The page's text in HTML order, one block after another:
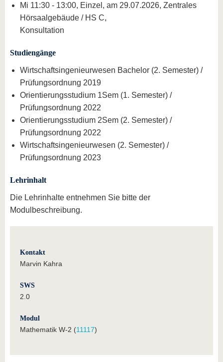
Mi 11:30 - 13:00, Einzel, am 29.07.2026, Zentrales
Hörsaalgebäude / HS C,
Konsultation
Studiengänge
Wirtschaftsingenieurwesen Bachelor (2. Semester) /
Prüfungsordnung 2019
Orientierungsstudium 1Sem (1. Semester) /
Prüfungsordnung 2022
Orientierungsstudium 2Sem (2. Semester) /
Prüfungsordnung 2022
Wirtschaftsingenieurwesen (2. Semester) /
Prüfungsordnung 2023
Lehrinhalt
Die Lehrinhalte entnehmen Sie bitte der
Modulbeschreibung.
Kontakt
Marvin Kahra
SWS
2.0
Modul
Mathematik W-2 (11117)